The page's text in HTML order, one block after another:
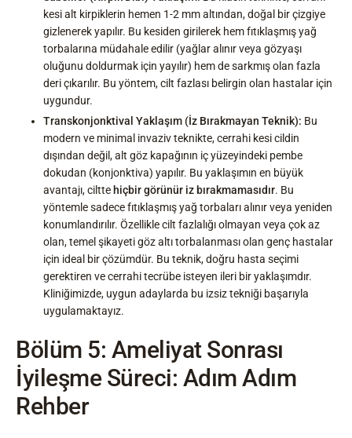
kesi alt kirpiklerin hemen 1-2 mm altından, doğal bir çizgiye
gizlenerek yapılır. Bu kesiden girilerek hem fıtıklaşmış yağ
torbalarına müdahale edilir (yağlar alınır veya gözyaşı
oluğunu doldurmak için yayılır) hem de sarkmış olan fazla
deri çıkarılır. Bu yöntem, cilt fazlası belirgin olan hastalar için
uygundur.
Transkonjonktival Yaklaşım (İz Bırakmayan Teknik): Bu
modern ve minimal invaziv teknikte, cerrahi kesi cildin
dışından değil, alt göz kapağının iç yüzeyindeki pembe
dokudan (konjonktiva) yapılır. Bu yaklaşımın en büyük
avantajı, ciltte hiçbir görünür iz bırakmamasıdır. Bu
yöntemle sadece fıtıklaşmış yağ torbaları alınır veya yeniden
konumlandırılır. Özellikle cilt fazlalığı olmayan veya çok az
olan, temel şikayeti göz altı torbalanması olan genç hastalar
için ideal bir çözümdür. Bu teknik, doğru hasta seçimi
gerektiren ve cerrahi tecrübe isteyen ileri bir yaklaşımdır.
Kliniğimizde, uygun adaylarda bu izsiz tekniği başarıyla
uygulamaktayız.
Bölüm 5: Ameliyat Sonrası
İyileşme Süreci: Adım Adım
Rehber